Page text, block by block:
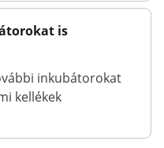
is
inkubátorokat
kellékek